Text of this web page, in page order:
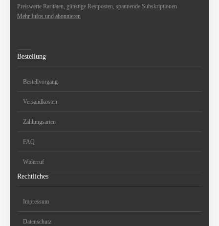
Preiswerte Raritäten, günstige Restposten, spannende Subskriptionen
Mehr Infos und abonnieren
Bestellung
Bestellvorgang
Versandkosten
Zahlungsarten
FAQ
Widerruf
Rechtliches
Impressum
Datenschutz